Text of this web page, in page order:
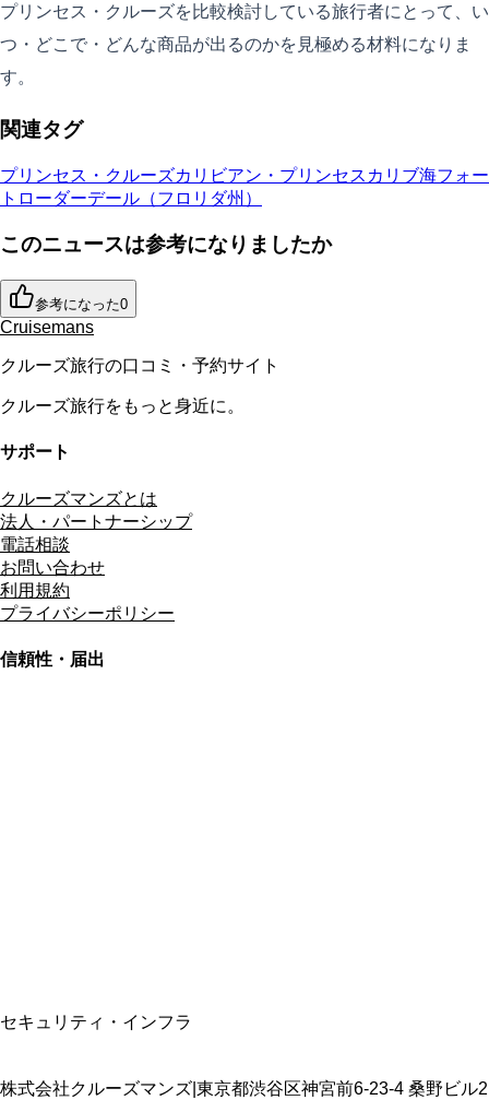
プリンセス・クルーズを比較検討している旅行者にとって、い
つ・どこで・どんな商品が出るのかを見極める材料になりま
す。
関連タグ
プリンセス・クルーズカリビアン・プリンセス カリブ海フォー
トローダーデール（フロリダ州）
このニュースは参考になりましたか
参考になった0
Cruisemans
クルーズ旅行の口コミ・予約サイト
クルーズ旅行をもっと身近に。
サポート
クルーズマンズとは
法人・パートナーシップ
電話相談
お問い合わせ
利用規約
プライバシーポリシー
信頼性・届出
セキュリティ・インフラ
株式会社クルーズマンズ 東京都渋谷区神宮前6-23-4 桑野ビル2